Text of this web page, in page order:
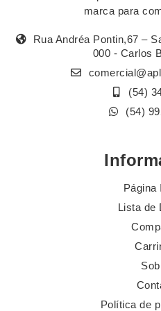
marca para
Rua Andréa Pontin,67 –
000 - Carlos
(54)
(54)
Página
Lista de
Política de